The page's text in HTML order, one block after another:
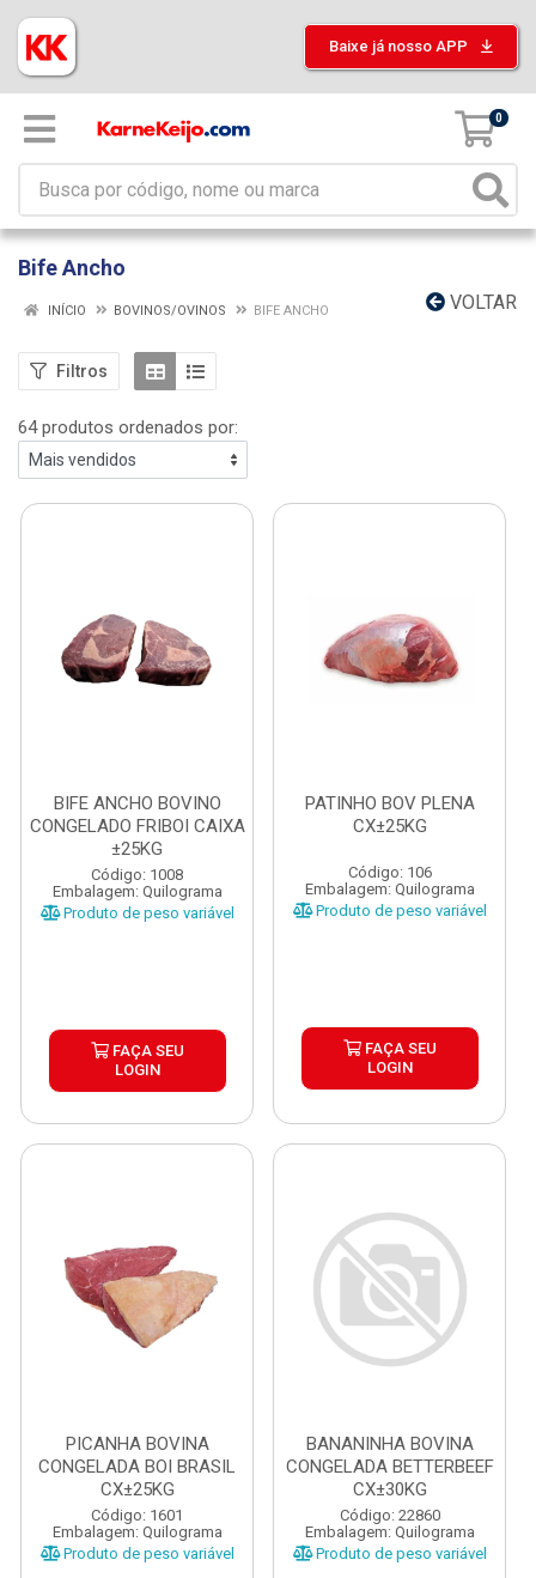
Baixe já nosso APP
0
Bife Ancho
VOLTAR
INÍCIO BOVINOS/OVINOS BIFE ANCHO
Filtros
64 produtos ordenados por:
BIFE ANCHO BOVINO
CONGELADO FRIBOI CAIXA
±25KG
Código: 1008
Embalagem: Quilograma
Produto de peso variável
FAÇA SEU
LOGIN
PATINHO BOV PLENA
CX±25KG
Código: 106
Embalagem: Quilograma
Produto de peso variável
FAÇA SEU
LOGIN
PICANHA BOVINA
CONGELADA BOI BRASIL
CX±25KG
Código: 1601
Embalagem: Quilograma
Produto de peso variável
BANANINHA BOVINA
CONGELADA BETTERBEEF
CX±30KG
Código: 22860
Embalagem: Quilograma
Produto de peso variável